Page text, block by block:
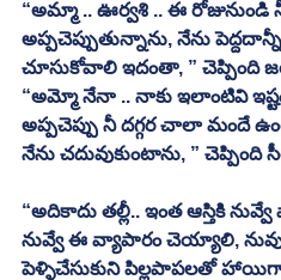
“అమ్మా .. ఊర్వశి .. ఈ రోజునుండి
అప్పచెప్పుతున్నాను, నేను
చూసుకోవాలి ఇదంతా, ” చెప్పింది
“అమ్మో నేనా .. నాకు ఇలాంటివి
అప్పచెప్పు నీ దగ్గర చాలా మందే
నేను చదువుకుంటాను, ” చెప్పింది
“అదికాదు తల్లీ.. ఇంత ఆస్తికి
నువ్వే ఈ వ్యాపారం చెయ్యాలి,
పెళ్ళిచేసుకుని పిల్లపాపలతో